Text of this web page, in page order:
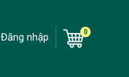
Đăng nhập 0